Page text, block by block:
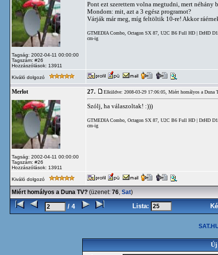
Tagság: 2002-04-11 00:00:00
Tagszám: #26
Hozzászólások: 13911
Pont ezt szerettem volna megtudni, mert
Mondom: mit, azt a 3 egész programot?
Várják már meg, míg feltöltik 10-re! Akkor
GTMEDIA Combo, Octagon SX 87, U2C B6 Full HD | DrHD
cm-ig
Kiváló dolgozó
Merlot
Tagság: 2002-04-11 00:00:00
Tagszám: #26
Hozzászólások: 13911
27. Elküldve: 2008-03-29 17:06:05, Miért homályos a Duna
Szólj, ha válaszoltak! :)))
GTMEDIA Combo, Octagon SX 87, U2C B6 Full HD | DrHD
cm-ig
Kiváló dolgozó
Miért homályos a Duna TV? (üzenet: 76, Sat)
/ 4 Lista:
Új